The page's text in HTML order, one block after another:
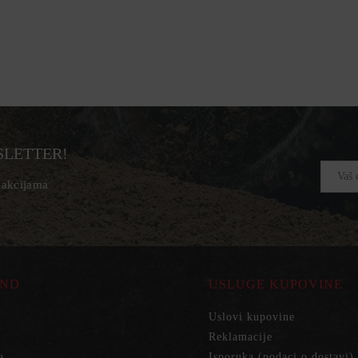
USLUGE KUPOVINE
Uslovi kupovine
Reklamacije